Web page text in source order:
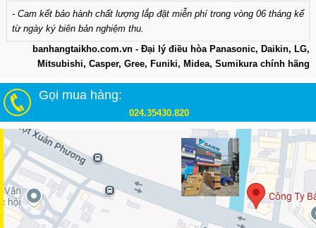
- Cam kết bảo hành chất lượng lắp đặt miễn phí trong vòng 06 tháng kể
từ ngày ký biên bản nghiệm thu.
banhangtaikho.com.vn - Đại lý điều hòa Panasonic, Daikin, LG,
Mitsubishi, Casper, Gree, Funiki, Midea, Sumikura chính hãng
Gọi mua hàng:
024.35430.820